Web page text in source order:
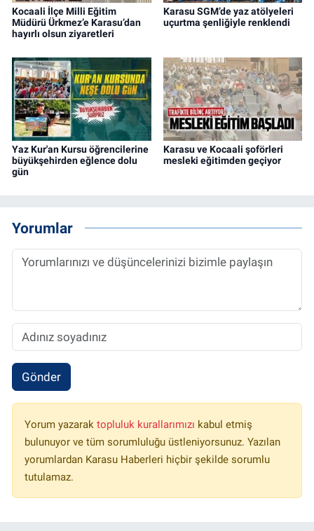
Kocaali İlçe Milli Eğitim
Müdürü Ürkmez’e Karasu’dan
hayırlı olsun ziyaretleri
Karasu SGM’de yaz atölyeleri
uçurtma şenliğiyle renklendi
Yaz Kur'an Kursu öğrencilerine
büyükşehirden eğlence dolu
gün
Karasu ve Kocaali şoförleri
mesleki eğitimden geçiyor
Yorumlar
Gönder
Yorum yazarak topluluk kurallarımızı kabul etmiş
bulunuyor ve tüm sorumluluğu üstleniyorsunuz. Yazılan
yorumlardan Karasu Haberleri hiçbir şekilde sorumlu
tutulamaz.